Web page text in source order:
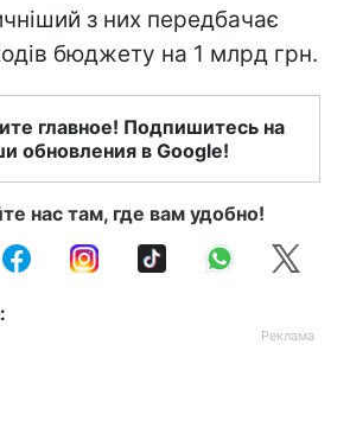
з них передбачає
бюджету на 1 млрд грн.
главное! Подпишитесь на
обновления в Google!
нас там, где вам удобно!